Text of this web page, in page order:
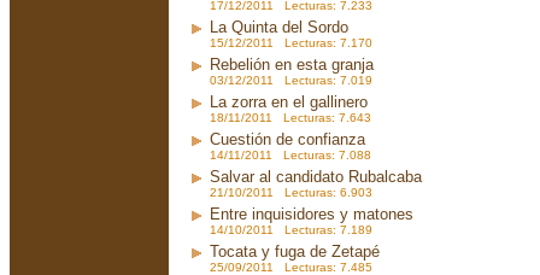
17/12/2011 Lecturas: 7.233
La Quinta del Sordo
15/12/2011 Lecturas: 7.170
Rebelión en esta granja
03/12/2011 Lecturas: 7.019
La zorra en el gallinero
18/11/2011 Lecturas: 7.643
Cuestión de confianza
14/11/2011 Lecturas: 7.088
Salvar al candidato Rubalcaba
21/10/2011 Lecturas: 6.903
Entre inquisidores y matones
14/10/2011 Lecturas: 7.189
Tocata y fuga de Zetapé
25/09/2011 Lecturas: 7.485